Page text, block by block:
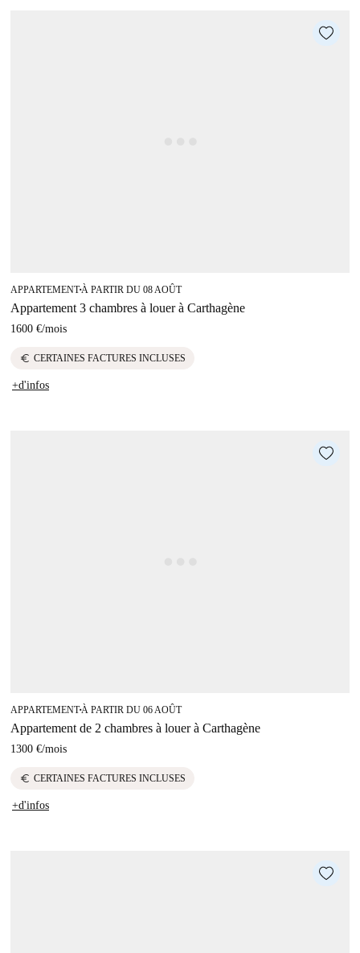
APPARTEMENT■À PARTIR DU 08 AOÛT
Appartement 3 chambres à louer à Carthagène
1600 €/mois
euro CERTAINES FACTURES INCLUSES
+d'infos
APPARTEMENT■À PARTIR DU 06 AOÛT
Appartement de 2 chambres à louer à Carthagène
1300 €/mois
euro CERTAINES FACTURES INCLUSES
+d'infos